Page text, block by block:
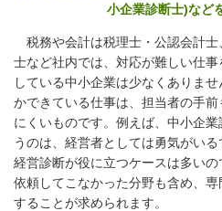
小企業診断士)など
税務や会計は税理士・公認会計士
士など社内では、対応が難しい仕
している中小企業は少なくありま
かできている仕事は、担当者の手
にくいものです。例えば、中小企
うのは、経営者としては勇気がい
経営診断が役に立つケースは多い
依頼してこなかった分野も含め、
することが求められます。